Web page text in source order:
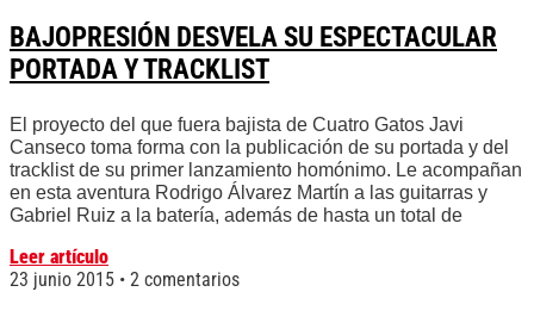
BAJOPRESIÓN DESVELA SU ESPECTACULAR
PORTADA Y TRACKLIST
El proyecto del que fuera bajista de Cuatro Gatos Javi
Canseco toma forma con la publicación de su portada y del
tracklist de su primer lanzamiento homónimo. Le acompañan
en esta aventura Rodrigo Álvarez Martín a las guitarras y
Gabriel Ruiz a la batería, además de hasta un total de
Leer artículo
23 junio 2015
2 comentarios